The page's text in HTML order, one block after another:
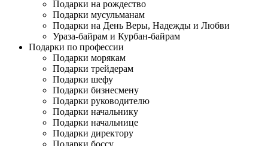
Подарки на рождество
Подарки мусульманам
Подарки на День Веры, Надежды и Любви
Ураза-байрам и Курбан-байрам
Подарки по профессии
Подарки морякам
Подарки трейдерам
Подарки шефу
Подарки бизнесмену
Подарки руководителю
Подарки начальнику
Подарки начальнице
Подарки директору
Подарки боссу